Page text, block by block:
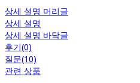
상세 설명 머리글
상세 설명
상세 설명 바닥글
후기(0)
질문(10)
관련 상품